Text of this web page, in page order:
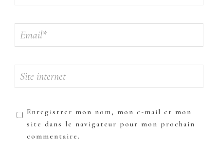
Enregistrer mon nom, mon e-mail et mon
site dans le navigateur pour mon prochain
commentaire.